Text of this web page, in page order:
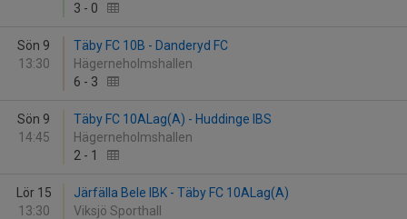
3 - 0
Sön 9
13:30
Täby FC 10B - Danderyd FC
Hägerneholmshallen
6 - 3
Sön 9
14:45
Täby FC 10ALag(A) - Huddinge IBS
Hägerneholmshallen
2 - 1
Lör 15
13:30
Järfälla Bele IBK - Täby FC 10ALag(A)
Viksjö Sporthall